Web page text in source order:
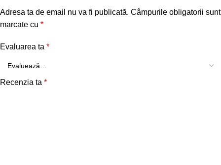
Adresa ta de email nu va fi publicată. Câmpurile obligatorii sunt
marcate cu *
Evaluarea ta *
Recenzia ta *